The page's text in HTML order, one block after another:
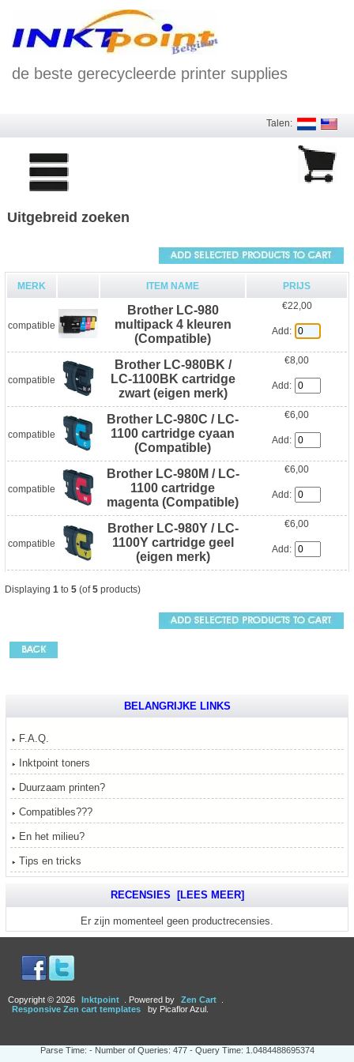
de beste gerecycleerde printer supplies
Talen:
Uitgebreid zoeken
MERK ITEM NAME PRIJS
compatible
Brother LC-980
multipack 4 kleuren
(Compatible)
€22,00
Add:
compatible
Brother LC-980BK /
LC-1100BK cartridge
zwart (eigen merk)
€8,00
Add:
compatible
Brother LC-980C / LC-
1100 cartridge cyaan
(Compatible)
€6,00
Add:
compatible
Brother LC-980M / LC-
1100 cartridge
magenta (Compatible)
€6,00
Add:
compatible
Brother LC-980Y / LC-
1100Y cartridge geel
(eigen merk)
€6,00
Add:
Displaying 1 to 5 (of5 products)
BELANGRIJKE LINKS
F.A.Q.
Inktpoint toners
Duurzaam printen?
Compatibles???
En het milieu?
Tips en tricks
RECENSIES [LEES MEER]
Er zijn momenteel geen productrecensies.
Copyright © 2026 Inktpoint . Powered by Zen Cart
Responsive Zen cart templates
by Picaflor Azul.
Parse Time: - Number of Queries: 477 - Query Time: 1.0484488695374